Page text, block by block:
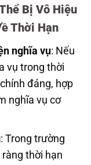
Bị Vô Hiệu
Thời Hạn
nghĩa vụ: Nếu
vụ trong thời
đáng, hợp
nghĩa vụ cơ
: Trong trường
thời hạn